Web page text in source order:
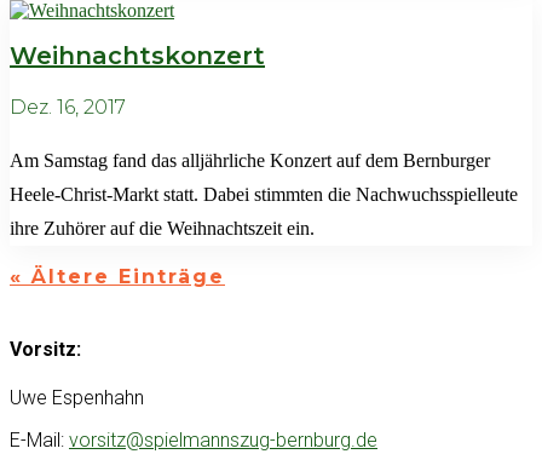
Weihnachtskonzert
Dez. 16, 2017
Am Samstag fand das alljährliche Konzert auf dem Bernburger
Heele-Christ-Markt statt. Dabei stimmten die Nachwuchsspielleute
ihre Zuhörer auf die Weihnachtszeit ein.
« Ältere Einträge
Vorsitz:
Uwe Espenhahn
E-Mail: vorsitz@spielmannszug-bernburg.de